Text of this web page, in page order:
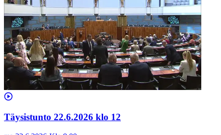
Täysistunto 22.6.2026 klo 12